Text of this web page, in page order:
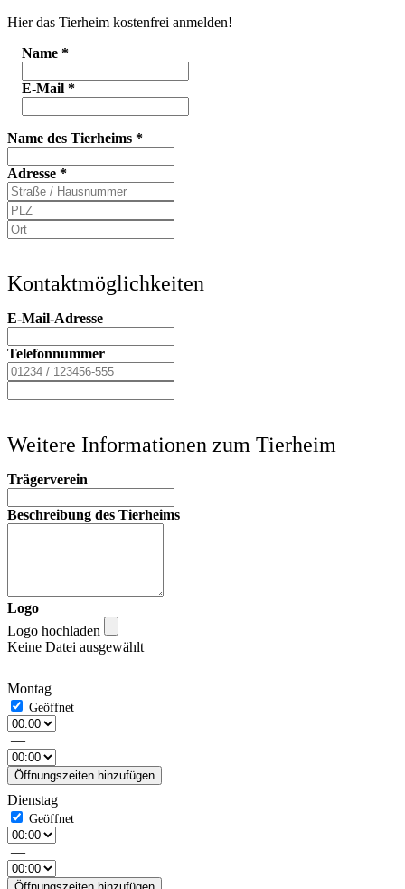
Hier das Tierheim kostenfrei anmelden!
Name *
E-Mail *
Name des Tierheims *
Adresse *
Kontaktmöglichkeiten
E-Mail-Adresse
Telefonnummer
Weitere Informationen zum Tierheim
Trägerverein
Beschreibung des Tierheims
Logo
Logo hochladen
Keine Datei ausgewählt
Montag
—
Öffnungszeiten hinzufügen
Dienstag
—